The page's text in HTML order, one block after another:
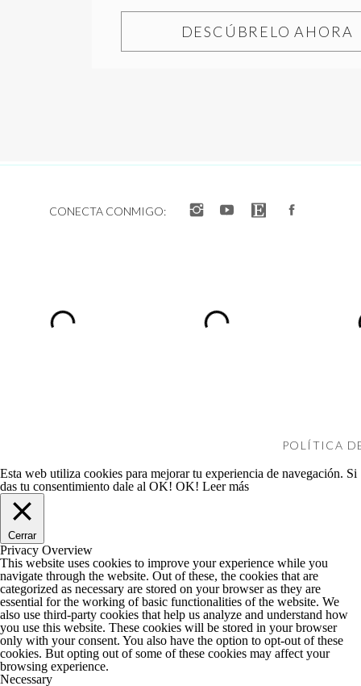
Recogiendo los
Helena era una persona que desde el principio
Guarda mi nombre, correo
DESCÚBRELO AHORA
CONECTA CONMIGO:
POLÍTICA
Esta web utiliza cookies para mejorar tu experiencia de navegación. Si
das tu consentimiento dale al OK! OK! Leer más
Cerrar
Privacy Overview
This website uses cookies to improve your experience while you
navigate through the website. Out of these, the cookies that are
categorized as necessary are stored on your browser as they are
essential for the working of basic functionalities of the website. We
also use third-party cookies that help us analyze and understand how
you use this website. These cookies will be stored in your browser
only with your consent. You also have the option to opt-out of these
cookies. But opting out of some of these cookies may affect your
browsing experience.
Necessary